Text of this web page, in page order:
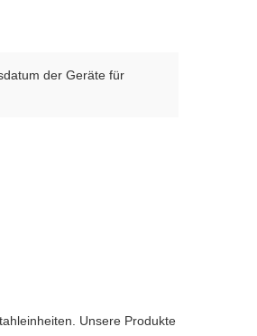
der Geräte für
Unsere Produkte